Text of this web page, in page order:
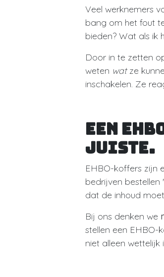
Veel werknemers
bang om het fout
bieden? Wat als ik
Door in te zetten
weten watze
inschakelen. Ze
Een
juiste.
EHBO-koffers zijn
bedrijven
dat de inhoud
Bij ons denken we
stellen een
niet alleen